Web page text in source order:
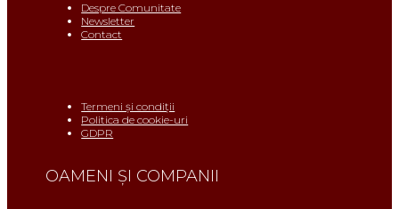
Despre Comunitate
Newsletter
Contact
Termeni și condiții
Politica de cookie-uri
GDPR
OAMENI ŞI COMPANII